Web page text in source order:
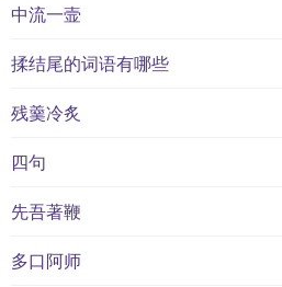
中流一壸
揉结尾的词语有哪些
残羹冷炙
四句
先吾著鞭
多口阿师